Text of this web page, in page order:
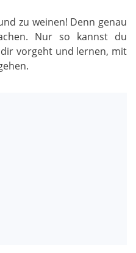
zu weinen! Denn genau
Nur so kannst du
vorgeht und lernen, mit